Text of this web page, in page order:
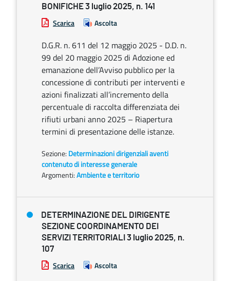
BONIFICHE 3 luglio 2025, n. 141
Scarica Ascolta
D.G.R. n. 611 del 12 maggio 2025 - D.D. n.
99 del 20 maggio 2025 di Adozione ed
emanazione dell’Avviso pubblico per la
concessione di contributi per interventi e
azioni finalizzati all’incremento della
percentuale di raccolta differenziata dei
rifiuti urbani anno 2025 – Riapertura
termini di presentazione delle istanze.
Sezione: Determinazioni dirigenziali aventi
contenuto di interesse generale
Argomenti:Ambiente e territorio
DETERMINAZIONE DEL DIRIGENTE
SEZIONE COORDINAMENTO DEI
SERVIZI TERRITORIALI 3 luglio 2025, n.
107
Scarica Ascolta